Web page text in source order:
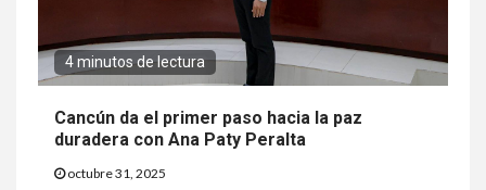
4 minutos de lectura
Cancún da el primer paso hacia la paz
duradera con Ana Paty Peralta
octubre 31, 2025